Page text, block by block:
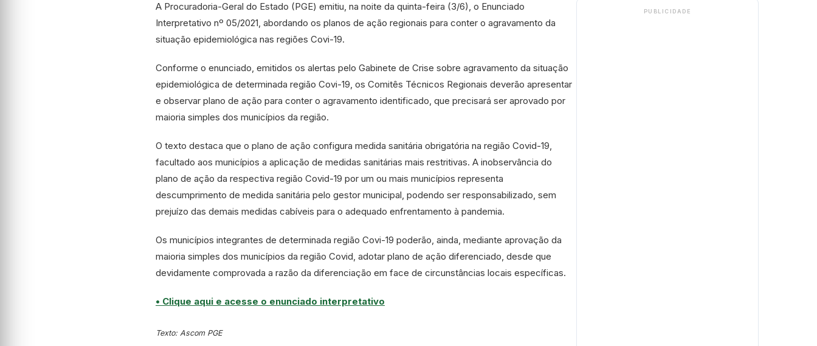
A Procuradoria-Geral do Estado (PGE) emitiu, na noite da quinta-feira (3/6), o Enunciado
Interpretativo nº 05/2021, abordando os planos de ação regionais para conter o agravamento da
situação epidemiológica nas regiões Covi-19.
Conforme o enunciado, emitidos os alertas pelo Gabinete de Crise sobre agravamento da situação
epidemiológica de determinada região Covi-19, os Comitês Técnicos Regionais deverão apresentar
e observar plano de ação para conter o agravamento identificado, que precisará ser aprovado por
maioria simples dos municípios da região.
O texto destaca que o plano de ação configura medida sanitária obrigatória na região Covid-19,
facultado aos municípios a aplicação de medidas sanitárias mais restritivas. A inobservância do
plano de ação da respectiva região Covid-19 por um ou mais municípios representa
descumprimento de medida sanitária pelo gestor municipal, podendo ser responsabilizado, sem
prejuízo das demais medidas cabíveis para o adequado enfrentamento à pandemia.
Os municípios integrantes de determinada região Covi-19 poderão, ainda, mediante aprovação da
maioria simples dos municípios da região Covid, adotar plano de ação diferenciado, desde que
devidamente comprovada a razão da diferenciação em face de circunstâncias locais específicas.
• Clique aqui e acesse o enunciado interpretativo
Texto: Ascom PGE
PUBLICIDADE